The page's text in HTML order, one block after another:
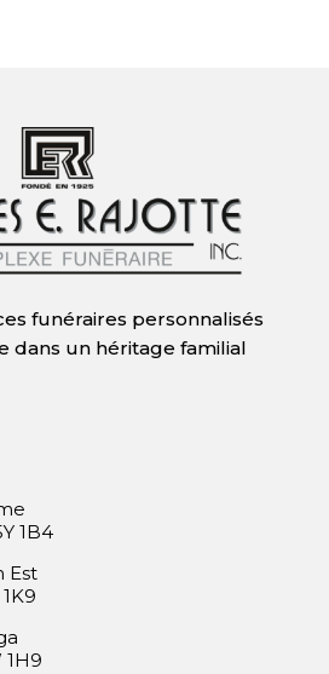
funéraires personnalisés
dans un héritage familial
1B4
Est
1H9